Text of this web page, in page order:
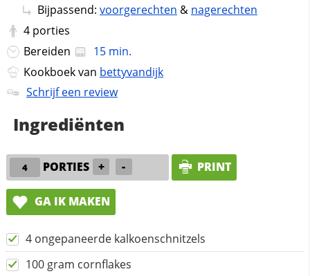
Bijpassend: voorgerechten & nagerechten
4 porties
Bereiden
15 min.
Kookboek van bettyvandijk
Schrijf een review
Ingrediënten
PORTIES + - PRINT
GA IK MAKEN
4 ongepaneerde kalkoenschnitzels
100 gram cornflakes